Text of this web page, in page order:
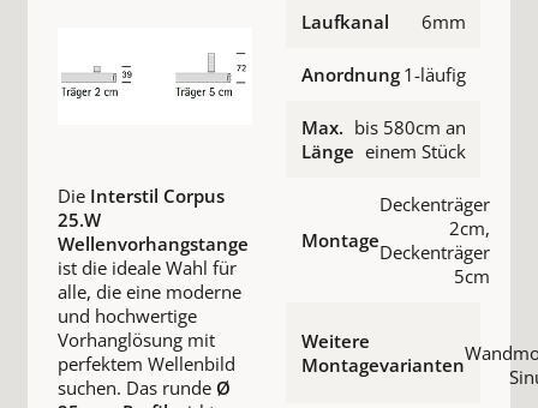
Die Interstil Corpus
25.W
Wellenvorhangstange
ist die ideale Wahl für
alle, die eine moderne
und hochwertige
Vorhanglösung mit
perfektem Wellenbild
suchen. Das runde Ø
Laufkanal 6mm
Anordnung 1-läufig
Max.
Länge
bis 580cm an
einem Stück
Montage
Deckenträger
2cm,
Deckenträger
5cm
Weitere
Montagevarianten